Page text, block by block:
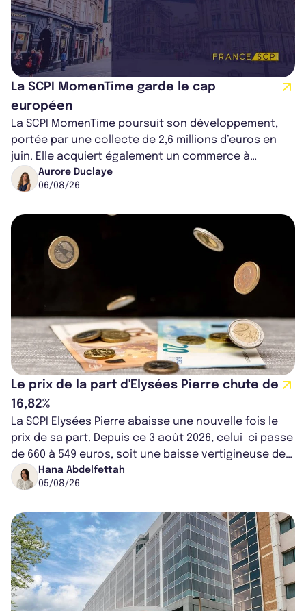
La SCPI MomenTime garde le cap
européen
La SCPI MomenTime poursuit son développement,
portée par une collecte de 2,6 millions d’euros en
juin. Elle acquiert également un commerce à
Worcester, place une plateforme logisti...
Aurore Duclaye
06/08/26
Le prix de la part d'Elysées Pierre chute de
16,82%
La SCPI Elysées Pierre abaisse une nouvelle fois le
prix de sa part. Depuis ce 3 août 2026, celui-ci passe
de 660 à 549 euros, soit une baisse vertigineuse de
16,82%. Cette nouvell...
Hana Abdelfettah
05/08/26